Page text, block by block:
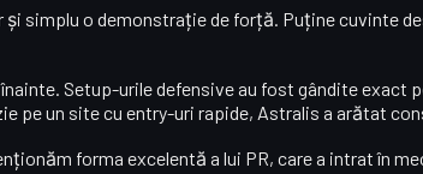
și simplu o demonstrație de forță. Puține cuvinte
Setup-urile defensive au fost gândite
pe un site cu entry-uri rapide, Astralis a arătat
forma excelentă a lui PR, care a intrat în